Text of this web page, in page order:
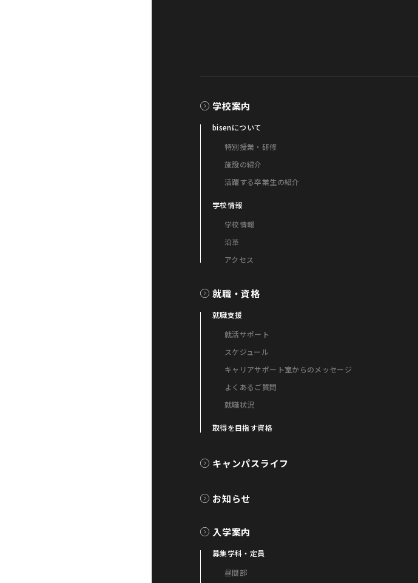
学校案内
bisenについて
特別授業・研修
施設の紹介
活躍する卒業生の紹介
学校情報
学校情報
沿革
アクセス
就職・資格
就職支援
就活サポート
スケジュール
キャリアサポート室からのメッセージ
よくあるご質問
就職状況
取得を目指す資格
キャンパスライフ
お知らせ
入学案内
募集学科・定員
昼間部